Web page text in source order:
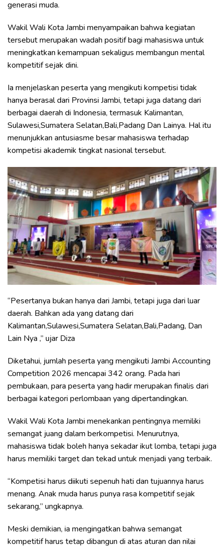
generasi muda.
Wakil Wali Kota Jambi menyampaikan bahwa kegiatan
tersebut merupakan wadah positif bagi mahasiswa untuk
meningkatkan kemampuan sekaligus membangun mental
kompetitif sejak dini.
Ia menjelaskan peserta yang mengikuti kompetisi tidak
hanya berasal dari Provinsi Jambi, tetapi juga datang dari
berbagai daerah di Indonesia, termasuk Kalimantan,
Sulawesi,Sumatera Selatan,Bali,Padang Dan Lainya. Hal itu
menunjukkan antusiasme besar mahasiswa terhadap
kompetisi akademik tingkat nasional tersebut.
“Pesertanya bukan hanya dari Jambi, tetapi juga dari luar
daerah. Bahkan ada yang datang dari
Kalimantan,Sulawesi,Sumatera Selatan,Bali,Padang, Dan
Lain Nya ,” ujar Diza
Diketahui, jumlah peserta yang mengikuti Jambi Accounting
Competition 2026 mencapai 342 orang. Pada hari
pembukaan, para peserta yang hadir merupakan finalis dari
berbagai kategori perlombaan yang dipertandingkan.
Wakil Wali Kota Jambi menekankan pentingnya memiliki
semangat juang dalam berkompetisi. Menurutnya,
mahasiswa tidak boleh hanya sekadar ikut lomba, tetapi juga
harus memiliki target dan tekad untuk menjadi yang terbaik.
“Kompetisi harus diikuti sepenuh hati dan tujuannya harus
menang. Anak muda harus punya rasa kompetitif sejak
sekarang,” ungkapnya.
Meski demikian, ia mengingatkan bahwa semangat
kompetitif harus tetap dibangun di atas aturan dan nilai